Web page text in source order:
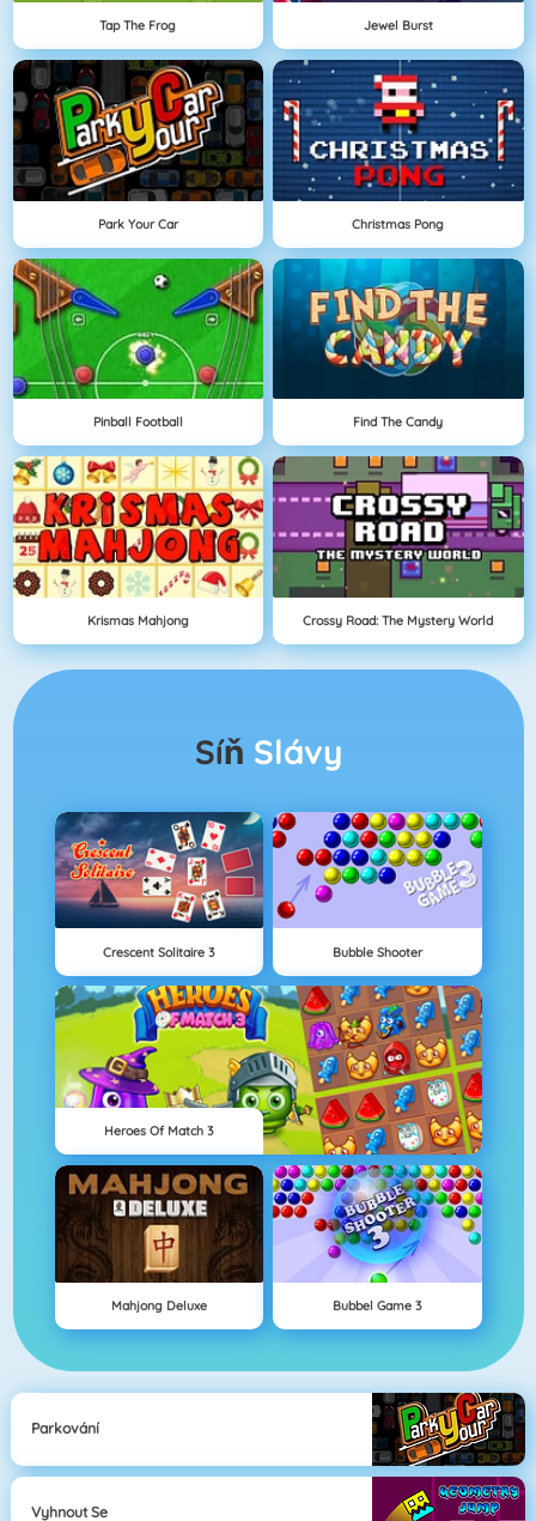
Tap The Frog Jewel Burst
Park Your Car Christmas Pong
Pinball Football Find The Candy
Krismas Mahjong Crossy Road: The Mystery World
Síň Slávy
Crescent Solitaire 3 Bubble Shooter
Heroes Of Match 3
Mahjong Deluxe Bubbel Game 3
Parkování
Vyhnout Se